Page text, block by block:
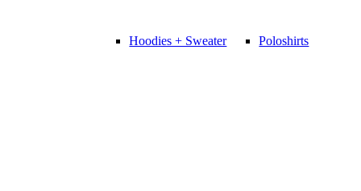
Hoodies + Sweater Poloshirts